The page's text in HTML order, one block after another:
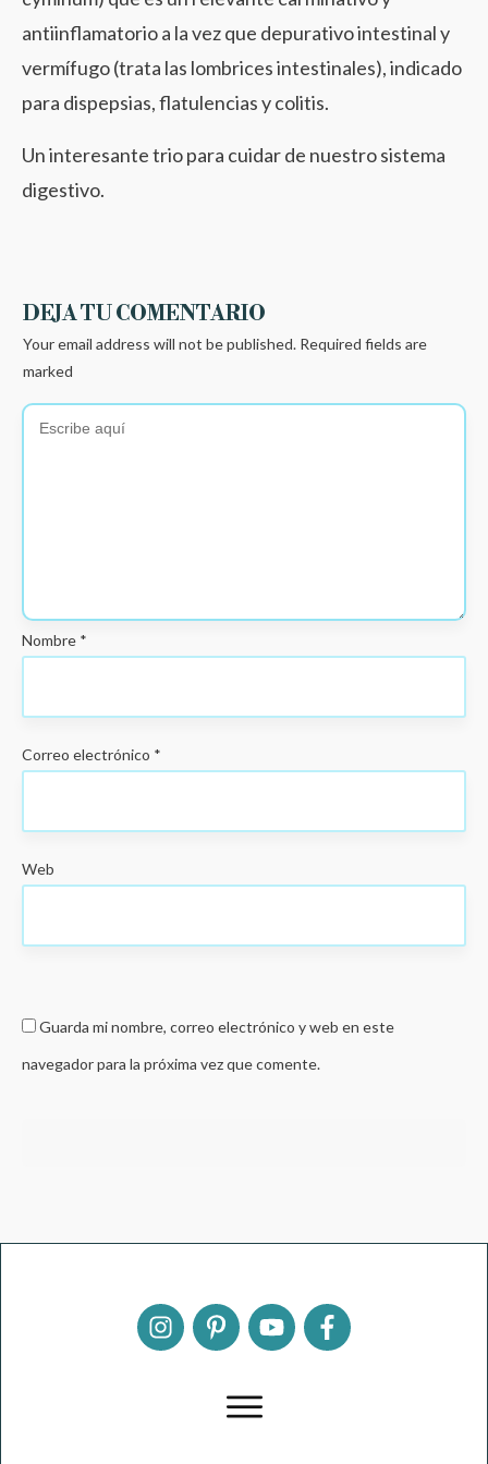
antiinflamatorio a la vez que depurativo intestinal y
vermífugo (trata las lombrices intestinales), indicado
para dispepsias, flatulencias y colitis.
Un interesante trio para cuidar de nuestro sistema
digestivo.
DEJA TU COMENTARIO
Your email address will not be published. Required fields are
marked
Nombre *
Correo electrónico *
Web
Guarda mi nombre, correo electrónico y web en este
navegador para la próxima vez que comente.